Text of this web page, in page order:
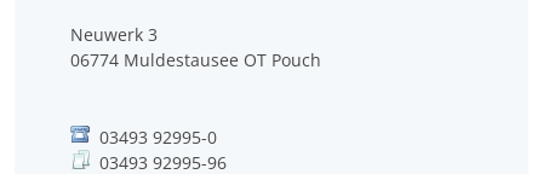
Neuwerk 3
06774 Muldestausee OT Pouch
03493 92995-0
03493 92995-96